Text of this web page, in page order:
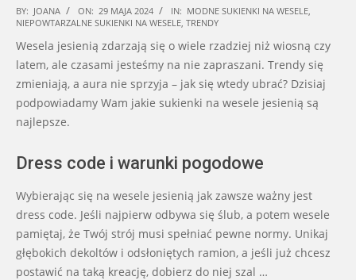
2024-
05-
29
BY: JOANA ON: 29 MAJA 2024 IN: MODNE SUKIENKI NA WESELE
NIEPOWTARZALNE SUKIENKI NA WESELE TRENDY
Wesela jesienią zdarzają się o wiele rzadziej niż wiosną czy
latem, ale czasami jesteśmy na nie zapraszani. Trendy się
zmieniają, a aura nie sprzyja – jak się wtedy ubrać? Dzisiaj
podpowiadamy Wam jakie sukienki na wesele jesienią są
najlepsze.
Dress code i warunki pogodowe
Wybierając się na wesele jesienią jak zawsze ważny jest
dress code. Jeśli najpierw odbywa się ślub, a potem wesele
pamiętaj, że Twój strój musi spełniać pewne normy. Unikaj
głębokich dekoltów i odsłoniętych ramion, a jeśli już chcesz
postawić na taką kreację, dobierz do niej szal …